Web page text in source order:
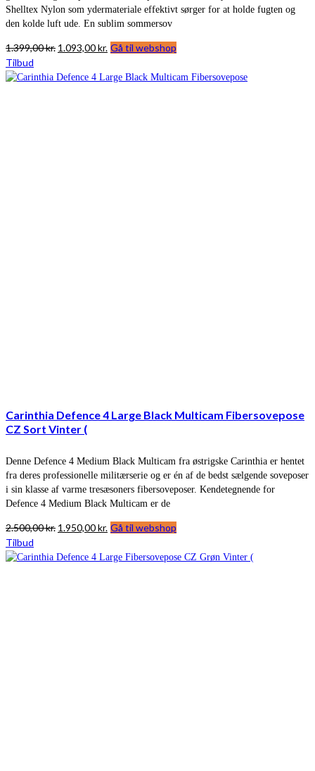
Shelltex Nylon som ydermateriale effektivt sørger for at holde fugten og
den kolde luft ude. En sublim sommersov
1.399,00kr. Den
pris
1.093,00kr. Den
pris
Gå til webshop
Tilbud
Carinthia Defence 4 Large Black Multicam Fibersovepose
CZ Sort Vinter (
Denne Defence 4 Medium Black Multicam fra østrigske Carinthia er hentet
fra deres professionelle militærserie og er én af de bedst sælgende soveposer
i sin klasse af varme tresæsoners fibersoveposer. Kendetegnende for
Defence 4 Medium Black Multicam er de
2.500,00kr. Den
pris
1.950,00kr. Den
pris
Gå til webshop
Tilbud